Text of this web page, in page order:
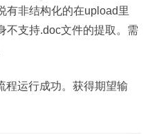
有非结构化的在upload里
不支持.doc文件的提取。需
程运行成功。获得期望输